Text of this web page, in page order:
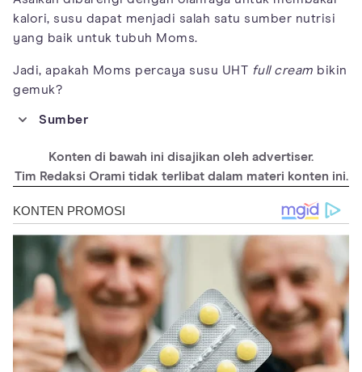
kalori, susu dapat menjadi salah satu sumber nutrisi
yang baik untuk tubuh Moms.
Jadi, apakah Moms percaya susu UHT full cream bikin
gemuk?
Sumber
https://www.ncbi.nlm.nih.gov/pmc/articles/PMC5149046/
https://www.nejm.org/doi/full/10.1056/nejmoa1014296
Konten di bawah ini disajikan oleh advertiser.
Tim Redaksi Orami tidak terlibat dalam materi konten ini.